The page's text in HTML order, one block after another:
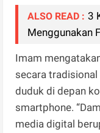
ALSO READ : 3
Menggunakan
Imam
secara
duduk di depan
smartphone.
media digital